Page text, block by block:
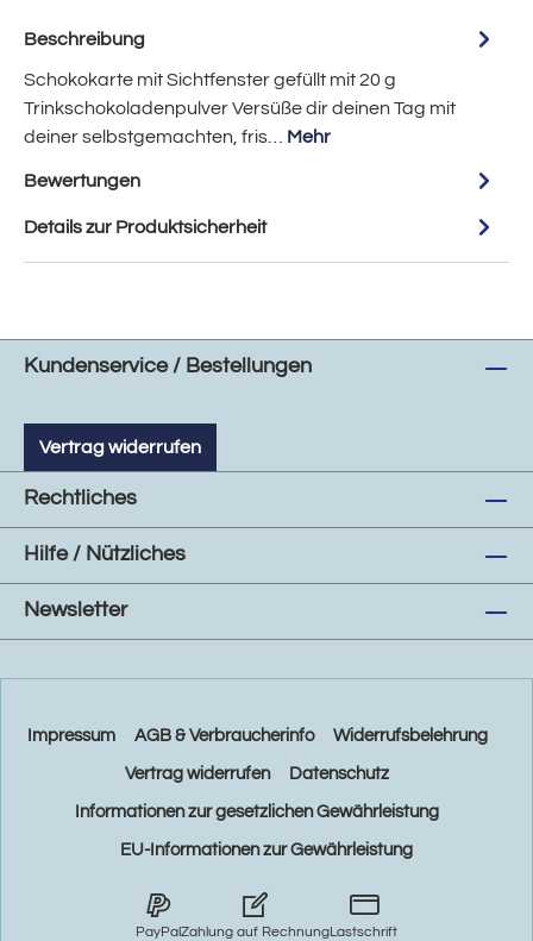
Beschreibung
Schokokarte mit Sichtfenster gefüllt mit 20 g
Trinkschokoladenpulver Versüße dir deinen Tag mit
deiner selbstgemachten, fris… Mehr
Bewertungen
Details zur Produktsicherheit
Kundenservice / Bestellungen
Vertrag widerrufen
Rechtliches
Hilfe / Nützliches
Newsletter
Impressum AGB & Verbraucherinfo Widerrufsbelehrung
Vertrag widerrufen Datenschutz
Informationen zur gesetzlichen Gewährleistung
EU-Informationen zur Gewährleistung
PayPalZahlung auf RechnungLastschrift